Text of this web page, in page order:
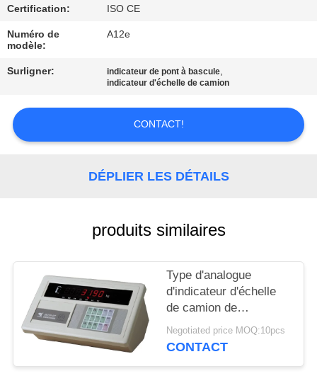
CONTACTEZ-
NOUS
DEMANDEZ
DU
SITE
PRIVACY
POLICY
Certification: ISO CE
Numéro de
modèle:
A12e
Surligner: indicateur de pont à bascule,
indicateur d'échelle de camion
CONTACT!
DÉPLIER LES DÉTAILS
produits similaires
Type d'analogue
d'indicateur d'échelle
de camion de
l'indicateur XK3190 A9
de balance d'OIML C3
Negotiated price MOQ:10pcs
CONTACT